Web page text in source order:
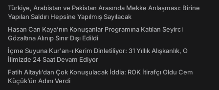
Türkiye, Arabistan ve Pakistan Arasında Mekke Anlaşması: Birine
Yapılan Saldırı Hepsine Yapılmış Sayılacak
Hasan Can Kaya’nın Konuşanlar Programına Katılan Seyirci
Gözaltına Alınıp Sınır Dışı Edildi
İçme Suyuna Kur'an-ı Kerim Dinletiliyor: 31 Yıllık Alışkanlık, O
İlimizde 24 Saat Devam Ediyor
Fatih Altaylı’dan Çok Konuşulacak İddia: ROK İtirafçı Oldu Cem
Küçük’ün Adını Verdi